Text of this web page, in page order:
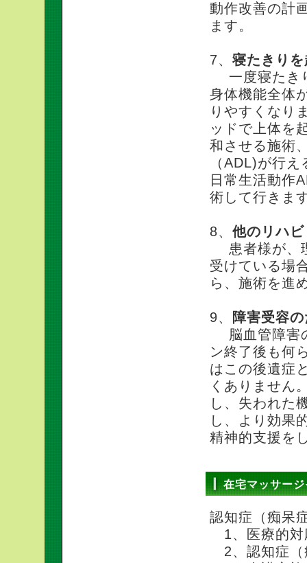
動作改善の計
ます。
7、 寝たきり
一度寝たき
身体機能全体
りやすくなり
ッドで上体を
和させる施術
（ADL)が行
日常生活動作
術して行きま
8、 他のリハ
患者様が、
受けている場
ら、施術を進
9、
障害受容
脳血管障害
ン終了後も何
はこの後遺症
くありません
し、失われた
し、より効果
精神的支援を
在宅マッサー
認知症（痴呆
1、医療的対
2、認知症（